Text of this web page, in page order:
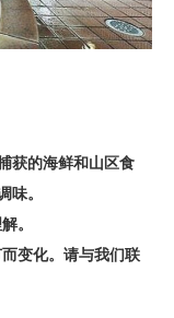
获的海鲜和山区食
味。
。
变化。请与我们联